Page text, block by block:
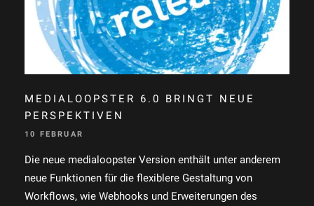
MEDIALOOPSTER 6.0 BRINGT NEUE
PERSPEKTIVEN
10 FEBRUAR
Die neue medialoopster Version enthält unter anderem
neue Funktionen für die flexiblere Gestaltung von
Workflows, wie Webhooks und Erweiterungen des